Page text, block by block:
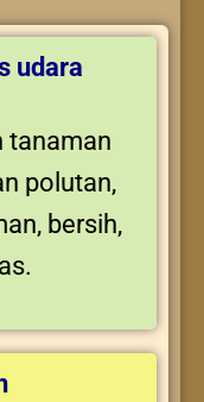
udara
tanaman
polutan,
bersih,